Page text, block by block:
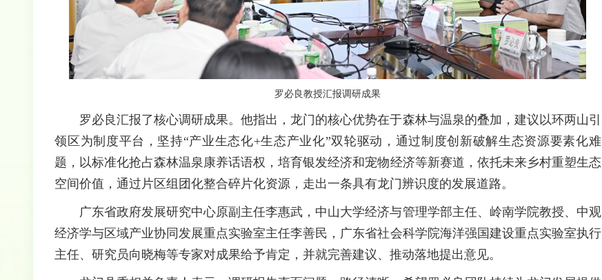
罗必良教授汇报调研成果
罗必良汇报了核心调研成果。他指出，龙门的核心优势在于森林与温泉的叠加，建议以环两山引
领区为制度平台，坚持“产业生态化+生态产业化”双轮驱动，通过制度创新破解生态资源要素化难
题，以标准化抢占森林温泉康养话语权，培育银发经济和宠物经济等新赛道，依托未来乡村重塑生态
空间价值，通过片区组团化整合碎片化资源，走出一条具有龙门辨识度的发展道路。
广东省政府发展研究中心原副主任李惠武，中山大学经济与管理学部主任、岭南学院教授、中观
经济学与区域产业协同发展重点实验室主任李善民，广东省社会科学院海洋强国建设重点实验室执行
主任、研究员向晓梅等专家对成果给予肯定，并就完善建议、推动落地提出意见。